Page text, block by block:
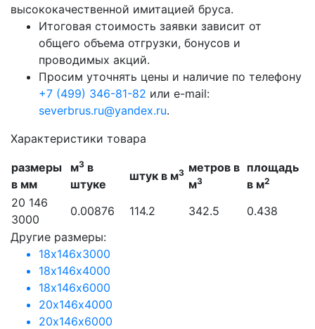
высококачественной имитацией бруса.
Итоговая стоимость заявки зависит от
общего объема отгрузки, бонусов и
проводимых акций.
Просим уточнять цены и наличие по телефону
+7 (499) 346-81-82 или e-mail:
severbrus.ru@yandex.ru.
Характеристики товара
размеры
в мм
м3 в
штуке
штук в м3 метров в
м3
площадь
в м2
20 146
3000
0.00876 114.2 342.5
0.438
Другие размеры:
18х146х3000
18х146х4000
18х146х6000
20х146х4000
20х146х6000